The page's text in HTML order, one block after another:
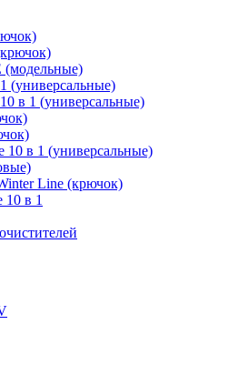
(модельные)
(универсальные)
в 1 (универсальные)
в 1 (универсальные)
Line (крючок)
10 в 1